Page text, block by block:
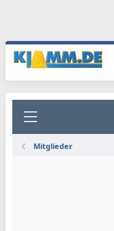
Mitglieder